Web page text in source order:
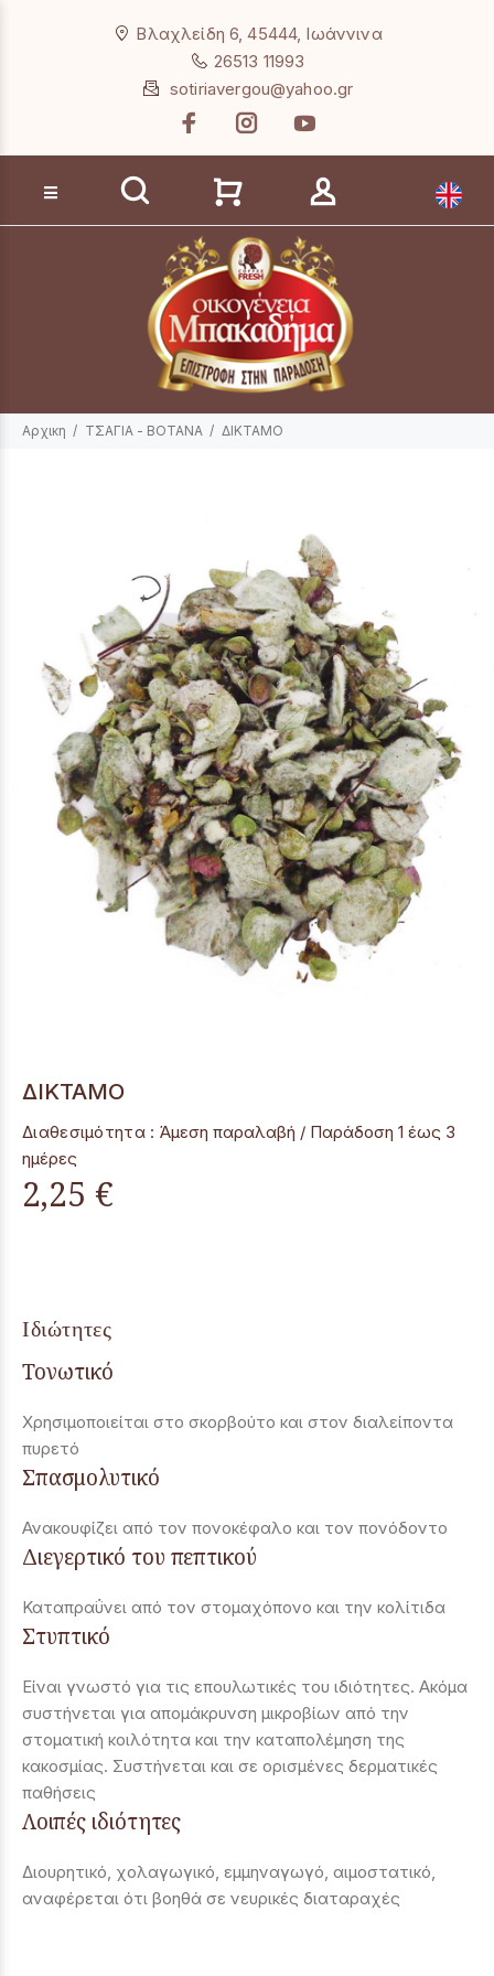
Βλαχλείδη 6, 45444, Ιωάννινα
26513 11993
sotiriavergou@yahoo.gr
Αναζήτηση προϊόντων
Αρχικη ΤΣΑΓΙΑ - ΒΟΤΑΝΑ ΔΙΚΤΑΜΟ
ΔΙΚΤΑΜΟ
Διαθεσιμότητα : Άμεση παραλαβή / Παράδoση 1 έως 3
ημέρες
2,25 €
Ιδιώτητες
Τονωτικό
Χρησιμοποιείται στο σκορβούτο και στον διαλείποντα
πυρετό
Σπασμολυτικό
Ανακουφίζει από τον πονοκέφαλο και τον πονόδοντο
Διεγερτικό του πεπτικού
Καταπραΰνει από τον στομαχόπονο και την κολίτιδα
Στυπτικό
Είναι γνωστό για τις επουλωτικές του ιδιότητες. Ακόμα
συστήνεται για απομάκρυνση μικροβίων από την
στοματική κοιλότητα και την καταπολέμηση της
κακοσμίας. Συστήνεται και σε ορισμένες δερματικές
παθήσεις
Λοιπές ιδιότητες
Διουρητικό, χολαγωγικό, εμμηναγωγό, αιμοστατικό,
αναφέρεται ότι βοηθά σε νευρικές διαταραχές